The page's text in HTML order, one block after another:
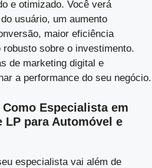
e otimizado. Você verá
usuário, um aumento
maior eficiência
sobre o investimento.
de marketing digital e
a performance do seu negócio.
Especialista em
LP para Automóvel e
especialista vai além de